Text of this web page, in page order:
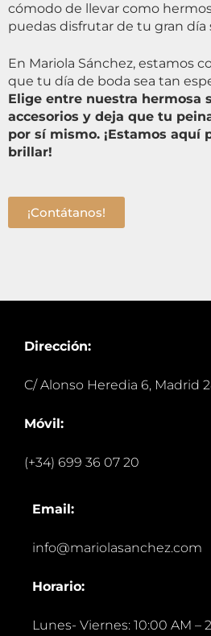
cómodo de llevar como
puedas disfrutar de tu gran día
En Mariola Sánchez, estamos
que tu día de boda sea tan
Elige entre nuestra hermosa
accesorios y deja que tu
por sí mismo. ¡Estamos aquí
brillar!
¡Contátanos!
Dirección:
C/ Alonso Heredia 6, Madrid
Móvil:
(+34) 699 36 07 20
Email:
info@mariolasanchez.com
Horario:
Lunes- Viernes: 10:00 AM –